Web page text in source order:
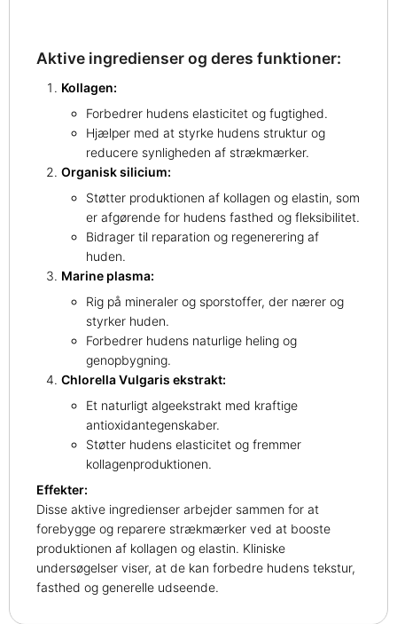
Aktive ingredienser og deres funktioner:
Kollagen:
Forbedrer hudens elasticitet og fugtighed.
Hjælper med at styrke hudens struktur og
reducere synligheden af strækmærker.
Organisk silicium:
Støtter produktionen af kollagen og elastin, som
er afgørende for hudens fasthed og fleksibilitet.
Bidrager til reparation og regenerering af
huden.
Marine plasma:
Rig på mineraler og sporstoffer, der nærer og
styrker huden.
Forbedrer hudens naturlige heling og
genopbygning.
Chlorella Vulgaris ekstrakt:
Et naturligt algeekstrakt med kraftige
antioxidantegenskaber.
Støtter hudens elasticitet og fremmer
kollagenproduktionen.
Effekter:
Disse aktive ingredienser arbejder sammen for at
forebygge og reparere strækmærker ved at booste
produktionen af kollagen og elastin. Kliniske
undersøgelser viser, at de kan forbedre hudens tekstur,
fasthed og generelle udseende.